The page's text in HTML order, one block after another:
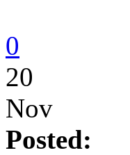
0
20
Nov
Posted: